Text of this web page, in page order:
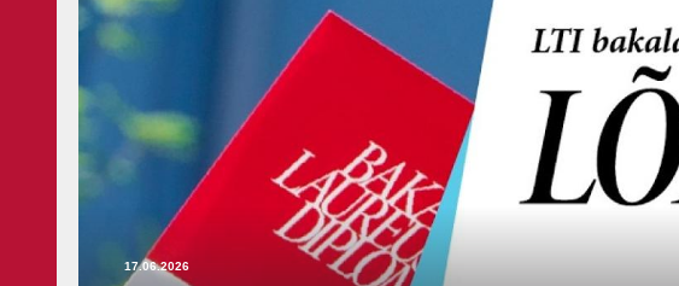
Ühiskonnateaduste blogi Rahvusvahelistumise blogi
17.06.2026